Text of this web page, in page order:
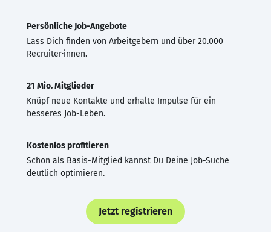
Persönliche Job-Angebote
Lass Dich finden von Arbeitgebern und über 20.000
Recruiter·innen.
21 Mio. Mitglieder
Knüpf neue Kontakte und erhalte Impulse für ein
besseres Job-Leben.
Kostenlos profitieren
Schon als Basis-Mitglied kannst Du Deine Job-Suche
deutlich optimieren.
Jetzt registrieren